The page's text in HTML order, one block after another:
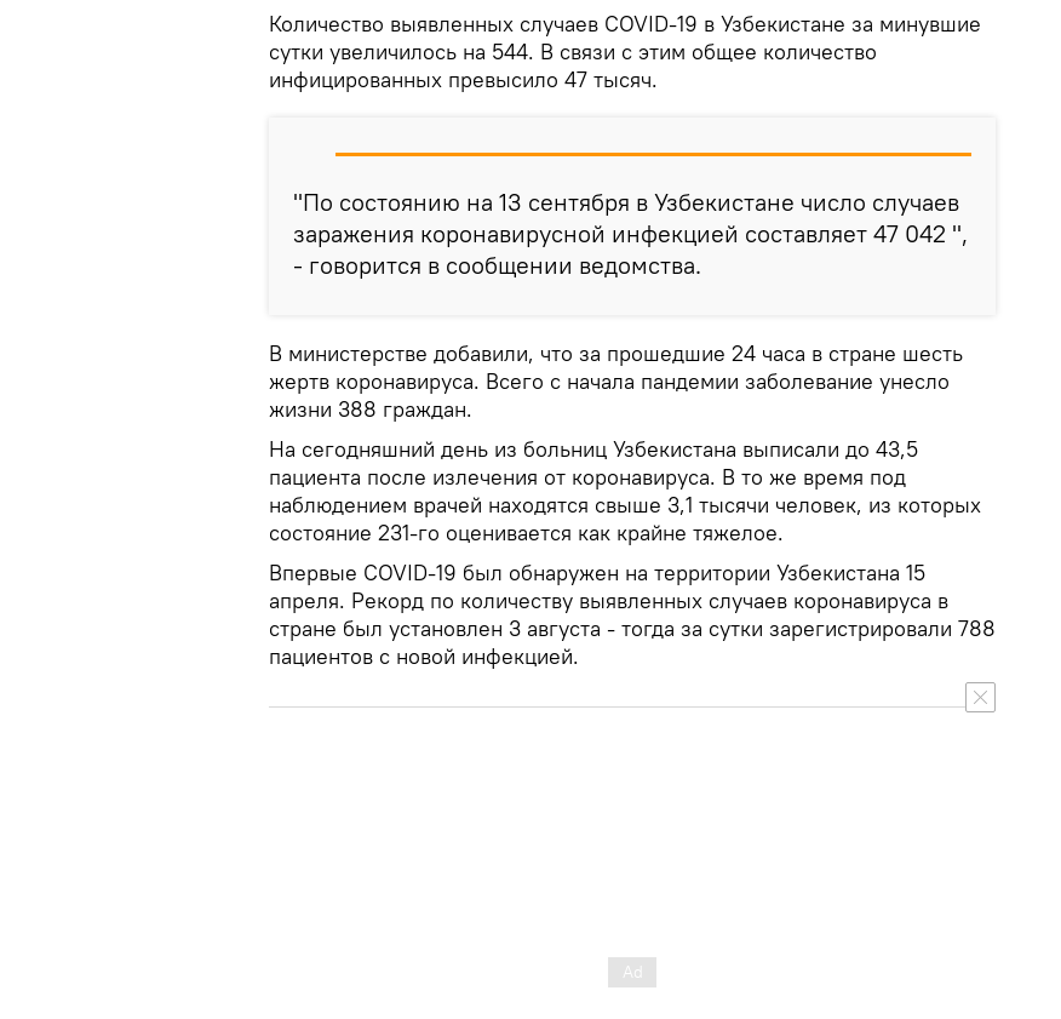
Количество выявленных случаев COVID-19 в Узбекистане за минувшие
сутки увеличилось на 544. В связи с этим общее количество
инфицированных превысило 47 тысяч.
"По состоянию на 13 сентября в Узбекистане число случаев
заражения коронавирусной инфекцией составляет 47 042 ",
- говорится в сообщении ведомства.
В министерстве добавили, что за прошедшие 24 часа в стране шесть
жертв коронавируса. Всего с начала пандемии заболевание унесло
жизни 388 граждан.
На сегодняшний день из больниц Узбекистана выписали до 43,5
пациента после излечения от коронавируса. В то же время под
наблюдением врачей находятся свыше 3,1 тысячи человек, из которых
состояние 231-го оценивается как крайне тяжелое.
Впервые COVID-19 был обнаружен на территории Узбекистана 15
апреля. Рекорд по количеству выявленных случаев коронавируса в
стране был установлен 3 августа - тогда за сутки зарегистрировали 788
пациентов с новой инфекцией.